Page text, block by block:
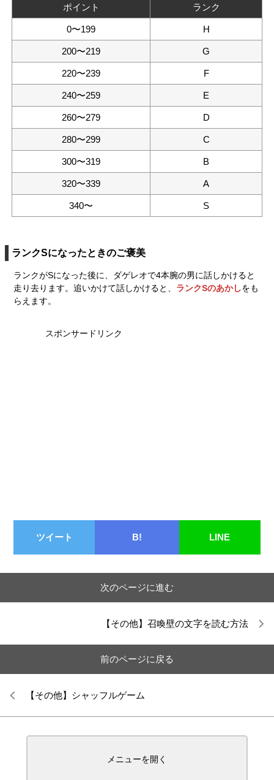
ポイント ランク
0〜199 H
200〜219 G
220〜239 F
240〜259 E
260〜279 D
280〜299 C
300〜319 B
320〜339 A
340〜 S
ランクSになったときのご褒美
ランクがSになった後に、ダゲレオで4本腕の男に話しかけると
走り去ります。追いかけて話しかけると、 ランクSのあかしをも
らえます。
スポンサードリンク
ツイート B! LINE
次のページに進む
【その他】召喚壁の文字を読む方法
前のページに戻る
【その他】シャッフルゲーム
メニューを開く